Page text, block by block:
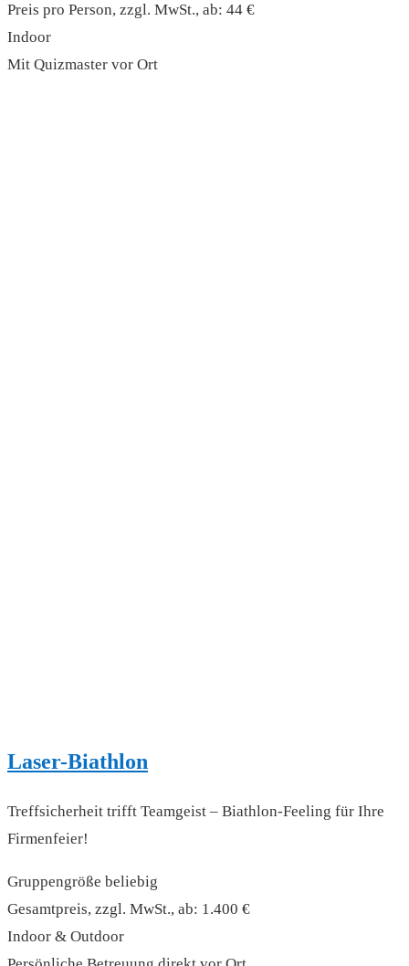
Preis pro Person, zzgl. MwSt., ab: 44 €
Indoor
Mit Quizmaster vor Ort
Laser-Biathlon
Treffsicherheit trifft Teamgeist – Biathlon-Feeling für Ihre
Firmenfeier!
Gruppengröße beliebig
Gesamtpreis, zzgl. MwSt., ab: 1.400 €
Indoor & Outdoor